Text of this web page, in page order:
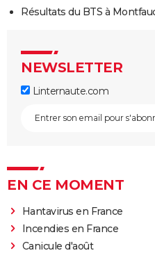
Résultats du BTS à
NEWSLETTER
Linternaute.com
EN CE MOMENT
Hantavirus en France
Incendies en France
Canicule d'août